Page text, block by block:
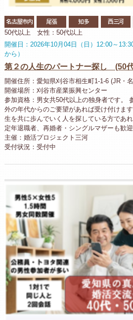
名古屋市内 尾張 知多 西三河
50代以上 女性：50代以上
開催日：2026年10月04日（日）12:00～
から）
第２の人生のパートナー探し (50
開催住所：愛知県刈谷市相生町1-1-6 (JR・
開催場所：刈谷市産業振興センター
参加資格：男女共50代以上の独身者です。
外の年代からのご要望があれば受け付けま
生を共に歩んでいく人を探している方であ
定年退職者、再婚者・シングルマザーも歓迎
主催：婚活プロジェクト三河
受付状況：受付中